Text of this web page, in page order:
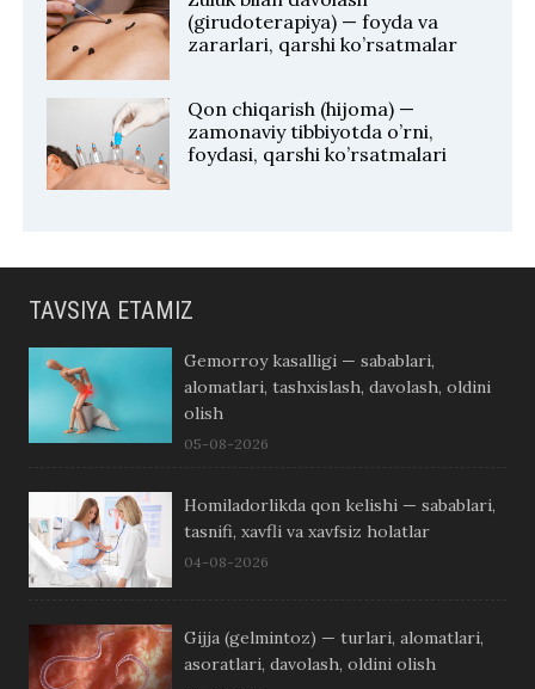
(girudoterapiya) — foyda va
zararlari, qarshi ko’rsatmalar
Qon chiqarish (hijoma) —
zamonaviy tibbiyotda o’rni,
foydasi, qarshi ko’rsatmalari
TAVSIYA ETAMIZ
Gemorroy kasalligi — sabablari,
alomatlari, tashxislash, davolash, oldini
olish
05-08-2026
Homiladorlikda qon kelishi — sabablari,
tasnifi, xavfli va xavfsiz holatlar
04-08-2026
Gijja (gelmintoz) — turlari, alomatlari,
asoratlari, davolash, oldini olish